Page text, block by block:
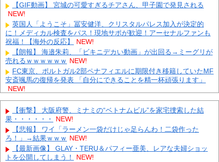
【GIF動画】 宮城の可愛すぎるチアさん、甲子園で発見される
NEW!
英国人「ようこそ」冨安健洋、クリスタルパレス加入が決定的
に！メディカル検査をパス！現地サポが歓迎！アーセナルファンも
祝福！【海外の反応】
NEW!
【朗報】 海邉朱莉、「ビキニデカい動画」が出回る→ミーグリが
売れるｗｗｗｗｗｗ NEW!
FC東京、ポルトガル2部ペナフィエルに期限付き移籍していたMF
安斎颯馬の復帰を発表 「自分にできることを精一杯頑張ります」
NEW!
英BBC：アストンマーチン内部の分析ではホンダPUはメルセデス
からラップ1.5秒遅れらしい NEW!
【韓国株】 7月のKOSPI 28.9％下落…通貨危機を超える過去最大
の下げ幅 NEW!
【画像】 松屋、食器の仕分けまでセルフに
中国、止められないEV製造 売れず在庫山積み「売れたこと」に
して補助金を騙し取る事案を思いつきが横行
【衝撃】 大阪府警、ミナミの“ベトナムビル”を家宅捜索した結
果・・・・・・
NEW!
【悲報】 ワイ「ラーメン一袋だけじゃ足らんわ！二袋作った
ろ！」→結果ｗｗｗ NEW!
【最新画像】 GLAY・TERU＆パフィー亜美、レアな夫婦ショッ
トを公開してしまう！
NEW!